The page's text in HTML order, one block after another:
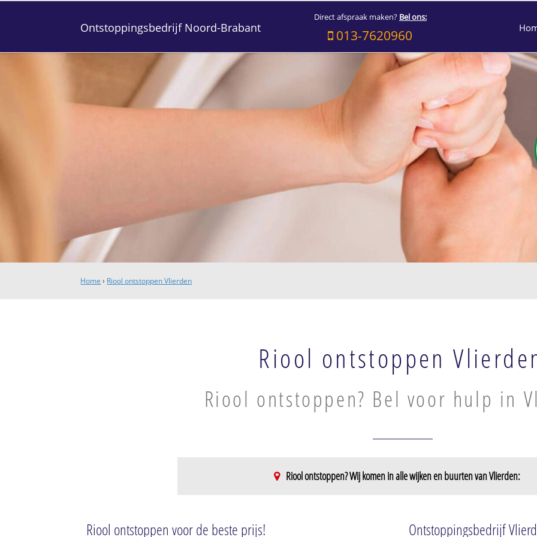
Ontstoppingsbedrijf Noord-Brabant
Direct afspraak maken? Bel ons:
013-7620960
Home › Riool ontstoppen Vlierden
Riool ontstoppen
Riool ontstoppen? Bel voor hulp in
Riool ontstoppen? Wij komen in alle wijken en buurten van Vlierden:
Riool ontstoppen voor de beste prijs! Ontstoppingsbedrijf